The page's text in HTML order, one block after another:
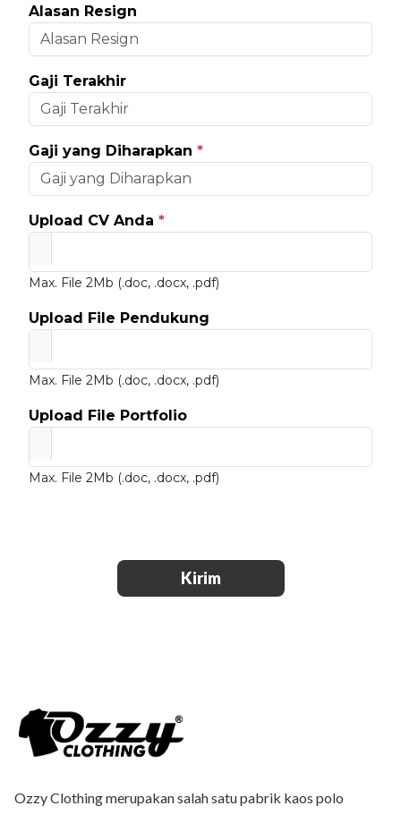
Alasan Resign
Gaji Terakhir
Gaji yang Diharapkan *
Upload CV Anda *
Max. File 2Mb (.doc, .docx, .pdf)
Upload File Pendukung
Max. File 2Mb (.doc, .docx, .pdf)
Upload File Portfolio
Max. File 2Mb (.doc, .docx, .pdf)
Kirim
Ozzy Clothing merupakan salah satu pabrik kaos polo